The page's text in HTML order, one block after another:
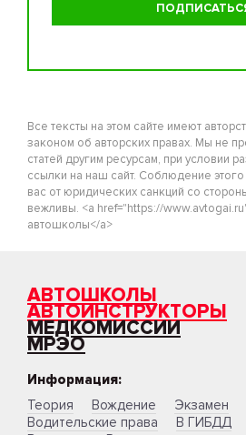
Все тексты на этом сайте имеют
законом об авторских правах. Мы не
статей другим ресурсам, при условии
ссылки на наш сайт. Соблюдение
вас от юридических санкций со
вежливы. <a href="https://
автошколы</a>
АВТОШКОЛЫ
АВТОИНСТРУКТОРЫ
МЕДКОМИССИИ
МРЭО
Информация:
Теория
Вождение Экзамен
Водительские права
В ГИБДД